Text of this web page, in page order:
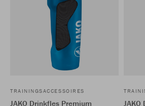
TRAININGSACCESSOIRES
JAKO Drinkfles Premium
JAKO